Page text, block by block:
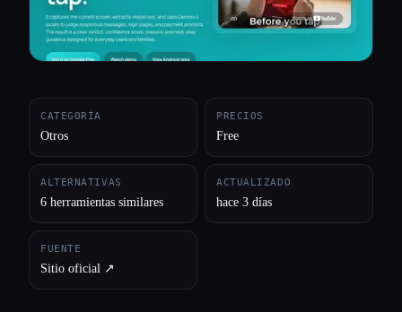
CATEGORÍA
Otros
PRECIOS
Free
ALTERNATIVAS
6 herramientas similares
ACTUALIZADO
hace 3 días
FUENTE
Sitio oficial ↗︎